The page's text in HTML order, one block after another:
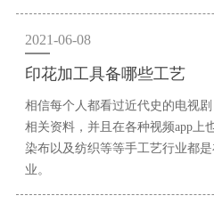
2021-06-08
印花加工具备哪些工艺
相信每个人都看过近代史的电视
相关资料，并且在各种视频app上
染布以及纺织等等手工艺行业都
业。